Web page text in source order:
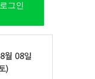
로그인
월 08일
)